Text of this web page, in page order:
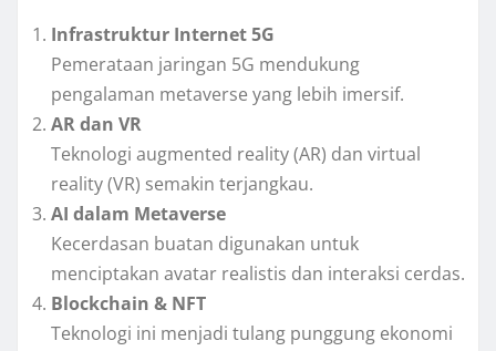
Infrastruktur Internet 5G
Pemerataan jaringan 5G mendukung
pengalaman metaverse yang lebih imersif.
AR dan VR
Teknologi augmented reality (AR) dan virtual
reality (VR) semakin terjangkau.
AI dalam Metaverse
Kecerdasan buatan digunakan untuk
menciptakan avatar realistis dan interaksi cerdas.
Blockchain & NFT
Teknologi ini menjadi tulang punggung ekonomi